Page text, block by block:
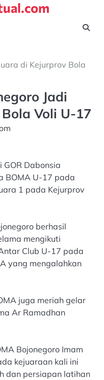
di Kejurprov Bola
Jadi
Voli U-17
Dabonsia
BOMA U-17 pada
1 pada Kejurprov
berhasil
mengikuti
Club U-17 pada
yang mengalahkan
juga meriah gelar
Ar Ramadhan
Bojonegoro Imam
kejuaraan kali ini
dan persiapan latihan